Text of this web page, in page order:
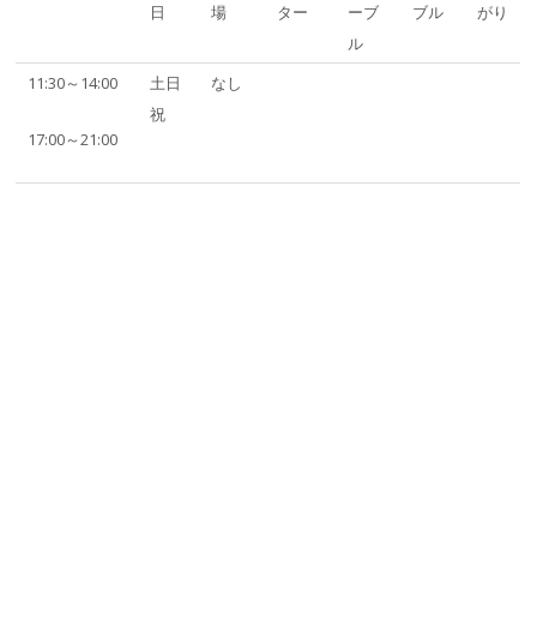
日
場
ター
ーブ
ル
ブル
がり
11:30～14:00
17:00～21:00
土日
祝
なし